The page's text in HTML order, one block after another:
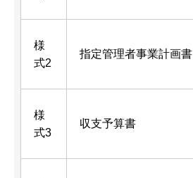
様
式2
指定管理者事業計画書
様
式3
収支予算書